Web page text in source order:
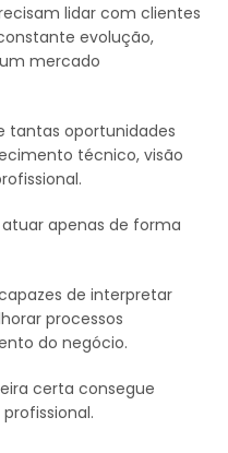
lidar com clientes
evolução,
mercado
tantas oportunidades
técnico, visão
apenas de forma
de interpretar
processos
do negócio.
certa consegue